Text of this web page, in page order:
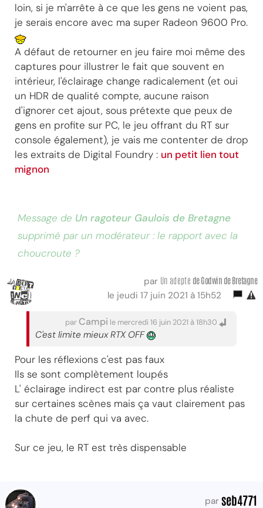
loin, si je m'arrête à ce que les gens ne voient pas,
je serais encore avec ma super Radeon 9600 Pro.
A défaut de retourner en jeu faire moi même des
captures pour illustrer le fait que souvent en
intérieur, l'éclairage change radicalement (et oui
un HDR de qualité compte, aucune raison
d'ignorer cet ajout, sous prétexte que peux de
gens en profite sur PC, le jeu offrant du RT sur
console également), je vais me contenter de drop
les extraits de Digital Foundry : un petit lien tout
mignon
Message de Un ragoteur Gaulois de Bretagne
supprimé par un modérateur : le rapport avec la
choucroute ?
par Un adepte de Godwin de Bretagne
le jeudi 17 juin 2021 à 15h52
par Campi le mercredi 16 juin 2021 à 18h30
C'est limite mieux RTX OFF
Pour les réflexions c'est pas faux
Ils se sont complètement loupés
L' éclairage indirect est par contre plus réaliste
sur certaines scènes mais ça vaut clairement pas
la chute de perf qui va avec.
Sur ce jeu, le RT est très dispensable
par seb4771